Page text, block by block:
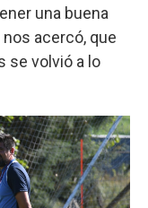
una buena
acercó, que
se volvió a lo